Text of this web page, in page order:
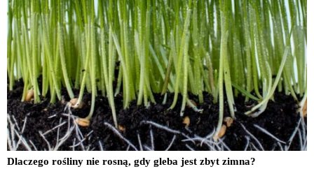
Dlaczego rośliny nie rosną, gdy gleba jest zbyt zimna?